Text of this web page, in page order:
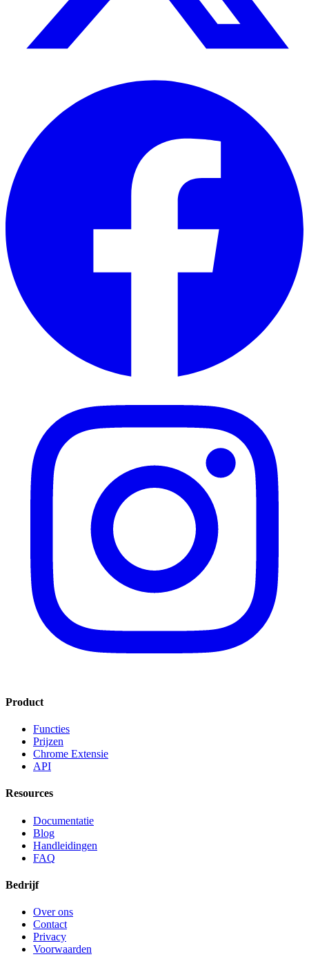
Product
Functies
Prijzen
Chrome Extensie
API
Resources
Documentatie
Blog
Handleidingen
FAQ
Bedrijf
Over ons
Contact
Privacy
Voorwaarden